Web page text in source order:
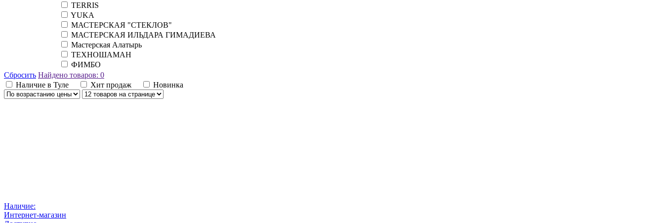
TERRIS
YUKA
МАСТЕРСКАЯ "СТЕКЛОВ"
МАСТЕРСКАЯ ИЛЬДАРА ГИМАДИЕВА
Мастерская Алатырь
ТЕХНОШАМАН
ФИМБО
Сбросить Найдено товаров: 0
Наличие в Туле
Хит продаж Новинка
Наличие:
Интернет-магазин